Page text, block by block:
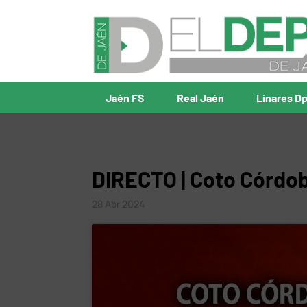
Jaén FS Real Jaén Linares
DIRECTO | Coto